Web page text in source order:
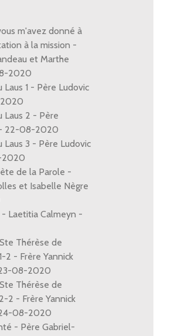
m'avez donné à
à la mission -
et Marthe
2020
1 - Père Ludovic
Laus 2 - Père
- 22-08-2020
Laus 3 - Père Ludovic
2020
de la Parole -
et Isabelle Nègre
Laetitia Calmeyn -
Thérèse de
2 - Frère Yannick
08-2020
Thérèse de
2 - Frère Yannick
08-2020
- Père Gabriel-